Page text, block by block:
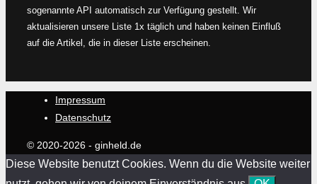
sogenannte API automatisch zur Verfügung gestellt. Wir
aktualisieren unsere Liste 1x täglich und haben keinen Einfluß
auf die Artikel, die in dieser Liste erscheinen.
Impressum
Datenschutz
© 2020-2026 - ginheld.de
Diese Website benutzt Cookies. Wenn du die Website weiter